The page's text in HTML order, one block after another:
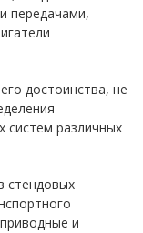
передачами,
достоинства, не
систем различных
стендовых
и